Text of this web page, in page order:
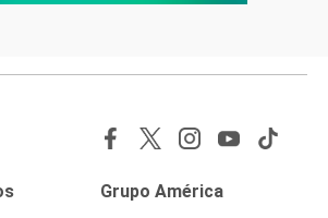
Grupo América